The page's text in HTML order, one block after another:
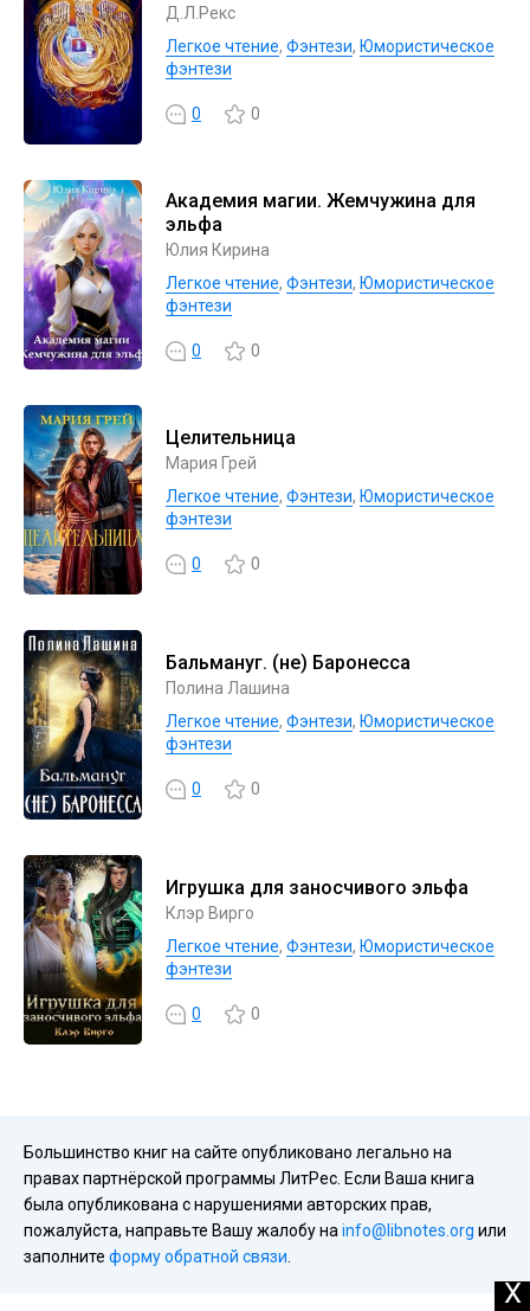
Д.Л.Рекс
Легкое чтение, Фэнтези, Юмористическое
фэнтези
0 0
Академия магии. Жемчужина для
эльфа
Юлия Кирина
Легкое чтение, Фэнтези, Юмористическое
фэнтези
0 0
Целительница
Мария Грей
Легкое чтение, Фэнтези, Юмористическое
фэнтези
0 0
Бальмануг. (не) Баронесса
Полина Лашина
Легкое чтение, Фэнтези, Юмористическое
фэнтези
0 0
Игрушка для заносчивого эльфа
Клэр Вирго
Легкое чтение, Фэнтези, Юмористическое
фэнтези
0 0
Большинство книг на сайте опубликовано легально на
правах партнёрской программы ЛитРес. Если Ваша книга
была опубликована с нарушениями авторских прав,
пожалуйста, направьте Вашу жалобу на info@libnotes.org или
заполните форму обратной связи
X